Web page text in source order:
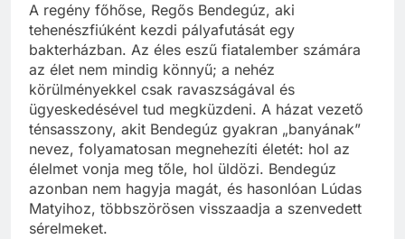
A regény főhőse, Regős Bendegúz, aki
tehenészfiúként kezdi pályafutását egy
bakterházban. Az éles eszű fiatalember számára
az élet nem mindig könnyű; a nehéz
körülményekkel csak ravaszságával és
ügyeskedésével tud megküzdeni. A házat vezető
ténsasszony, akit Bendegúz gyakran „banyának”
nevez, folyamatosan megnehezíti életét: hol az
élelmet vonja meg tőle, hol üldözi. Bendegúz
azonban nem hagyja magát, és hasonlóan Lúdas
Matyihoz, többszörösen visszaadja a szenvedett
sérelmeket.